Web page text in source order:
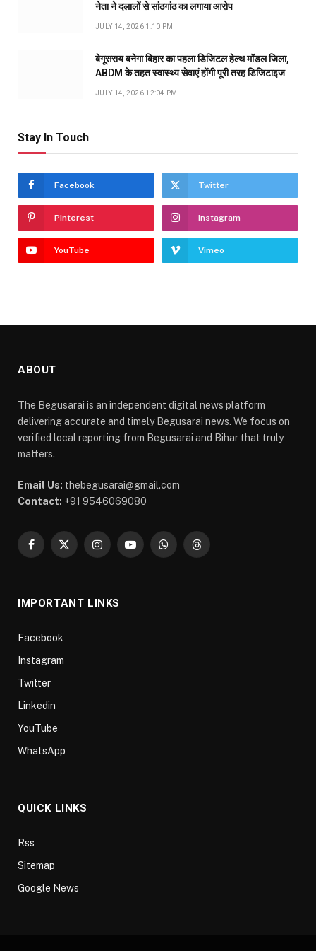
नेता ने दलालों से सांठगांठ का लगाया आरोप
JULY 14, 2026 1:10 PM
बेगूसराय बनेगा बिहार का पहला डिजिटल हेल्थ मॉडल जिला,
ABDM के तहत स्वास्थ्य सेवाएं होंगी पूरी तरह डिजिटाइज
JULY 14, 2026 12:04 PM
Stay In Touch
Facebook Twitter
Pinterest Instagram
YouTube Vimeo
ABOUT
The Begusarai is an independent digital news platform
delivering accurate and timely Begusarai news. We focus on
verified local reporting from Begusarai and Bihar that truly
matters.
Email Us: thebegusarai@gmail.com
Contact: +91 9546069080
Facebook
X
InstagramYouTubeWhatsAppThreads
IMPORTANT LINKS
Facebook
Instagram
Twitter
Linkedin
YouTube
WhatsApp
QUICK LINKS
Rss
Sitemap
Google News